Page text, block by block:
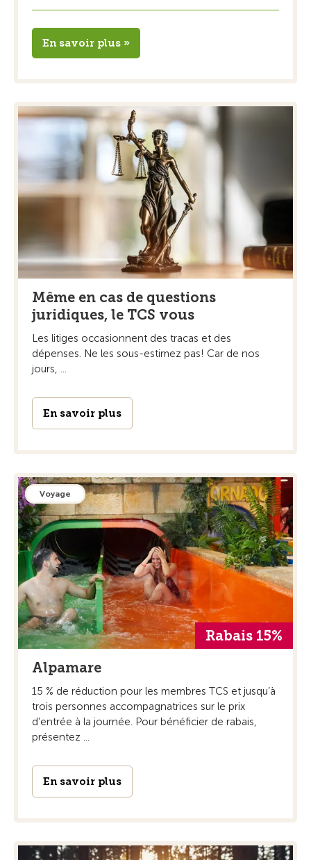
En savoir plus »
Même en cas de questions
juridiques, le TCS vous
Les litiges occasionnent des tracas et des
dépenses. Ne les sous-estimez pas! Car de nos
jours, ...
En savoir plus
Voyage
Rabais 15%
Alpamare
15 % de réduction pour les membres TCS et jusqu’à
trois personnes accompagnatrices sur le prix
d’entrée à la journée. Pour bénéficier de rabais,
présentez ...
En savoir plus